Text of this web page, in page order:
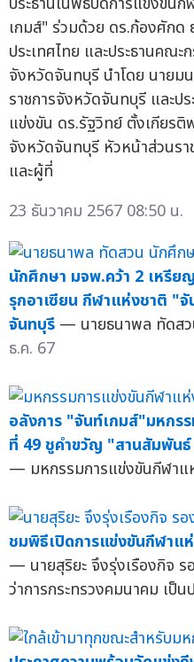
เกมส์" ร่วมด้วย ดร.ก้องศัก
ประเทศไทย และประธานคณ
จังหวัดจันทบุรี นำโดย นาย
ราชการจังหวัดจันทบุรี และป
แข่งขัน ดร.รัฐวิทย์ ตั้งเกียร
จังหวัดจันทบุรี หัวหน้าส่วนร
และผู้ที่
23 ธันวาคม 2567 08:50 น.
นักศึกษา มจพ.คว้า 2 เหรีย
รุกอาเซียน กีฬาแห่งชาติ "
จันทบุรี — นายธนาพล ทัดส
ธ.ค. 67
อลังการ "จันท์เกมส์"มหกร
ที่ 49 ชูคำขวัญ "สานสัมพัน
— มหกรรมการแข่งขันกีฬาแ
ชมพิธีเปิดการแข่งขันกีฬาแ
— นายสุริยะ จึงรุ่งเรืองกิจ
ว่าการกระทรวงคมนาคม เป็น